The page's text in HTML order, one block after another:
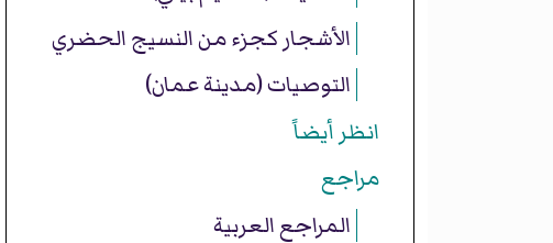
الأشجار كجزء من النسيج الحضري
التوصيات (مدينة عمان)
انظر أيضاً
مراجع
المراجع العربية